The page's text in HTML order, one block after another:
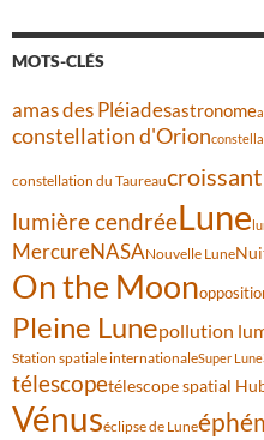
MOTS-CLÉS
amas des Pléiadesastronome
constellation d'Orion
constellation du Taureau
lumière cendréeLune
MercureNASANouvelle Lune
On the Moon
Pleine Lunepollution
Station spatiale internationaleSuper Lune
télescopetélescope spatial
Vénuséclipse de Lune